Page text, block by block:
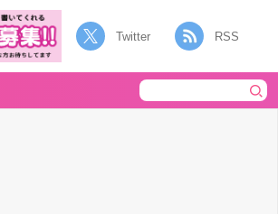
Twitter RSS